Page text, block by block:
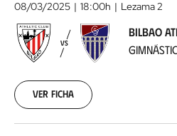
-
Gimnástica
Segoviana
2025-
08
08/03/2025 18:00h Lezama 2
VS
BILBAO
Ver ficha